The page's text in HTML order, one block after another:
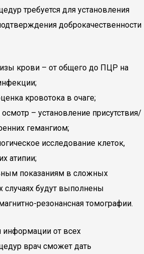
требуется для установления
доброкачественности
крови – от общего до ПЦР на
кровотока в очаге;
– установление присутствия/
гемангиом;
исследование клеток,
атипии;
показаниям в сложных
случаях будут выполнены
резонансная томографии.
информации от всех
врач сможет дать